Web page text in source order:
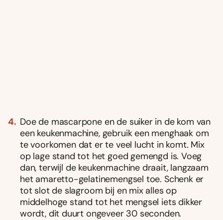
Doe de mascarpone en de suiker in de kom van
een keukenmachine, gebruik een menghaak om
te voorkomen dat er te veel lucht in komt. Mix
op lage stand tot het goed gemengd is. Voeg
dan, terwĳl de keukenmachine draait, langzaam
het amaretto-gelatinemengsel toe. Schenk er
tot slot de slagroom bĳ en mix alles op
middelhoge stand tot het mengsel iets dikker
wordt, dit duurt ongeveer 30 seconden.